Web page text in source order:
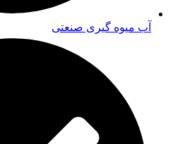
آب میوه گیری صنعتی